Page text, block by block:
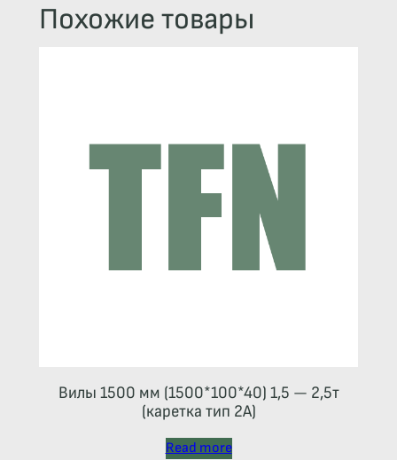
Похожие товары
Вилы 1500 мм (1500*100*40) 1,5 — 2,5т
(каретка тип 2A)
Read more